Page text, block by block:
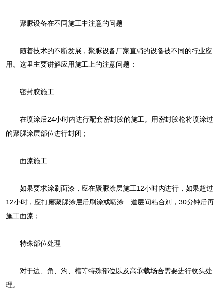
聚脲设备在不同施工中注意的问题
随着技术的不断发展，聚脲设备厂家直销的设备被不同的行业应
用。这里主要讲解应用施工上的注意问题：
密封胶施工
在喷涂后24小时内进行配套密封胶的施工。用密封胶枪将喷涂过
的聚脲涂层部位进行封闭；
面漆施工
如果要求涂刷面漆，应在聚脲涂层施工12小时内进行，如果超过
12小时，应打磨聚脲涂层后刷涂或喷涂一道层间粘合剂，30分钟后再
施工面漆；
特殊部位处理
对于边、角、沟、槽等特殊部位以及高承载场合需要进行收头处
理。